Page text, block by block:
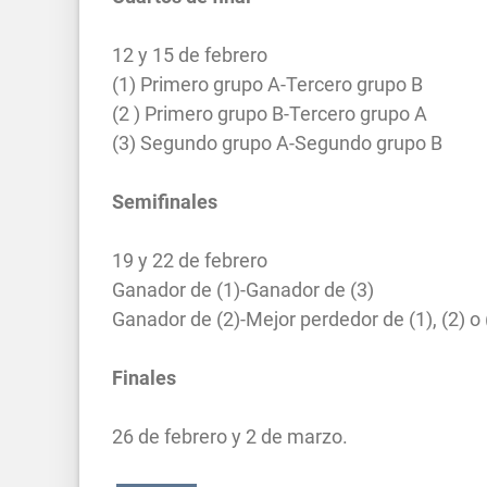
12 y 15 de febrero
(1) Primero grupo A-Tercero grupo B
(2 ) Primero grupo B-Tercero grupo A
(3) Segundo grupo A-Segundo grupo B
Semifinales
19 y 22 de febrero
Ganador de (1)-Ganador de (3)
Ganador de (2)-Mejor perdedor de (1), (2) o
Finales
26 de febrero y 2 de marzo.